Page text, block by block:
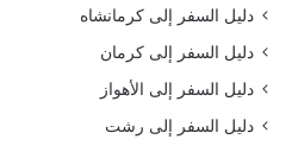
دليل السفر إلى كرمانشاه
دليل السفر إلى كرمان
دليل السفر إلى الأهواز
دليل السفر إلى رشت